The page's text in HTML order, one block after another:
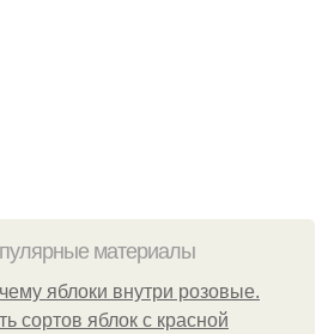
материалы
яблоки внутри розовые.
сортов яблок с красной